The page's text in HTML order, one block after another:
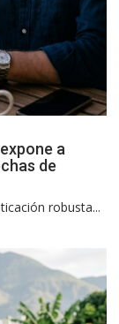
a
de
robusta...